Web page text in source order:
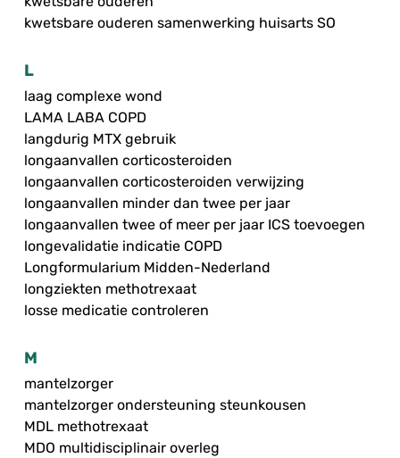
kwetsbare ouderen samenwerking huisarts SO
L
laag complexe wond
LAMA LABA COPD
langdurig MTX gebruik
longaanvallen corticosteroiden
longaanvallen corticosteroiden verwijzing
longaanvallen minder dan twee per jaar
longaanvallen twee of meer per jaar ICS toevoegen
longevalidatie indicatie COPD
Longformularium Midden-Nederland
longziekten methotrexaat
losse medicatie controleren
M
mantelzorger
mantelzorger ondersteuning steunkousen
MDL methotrexaat
MDO multidisciplinair overleg